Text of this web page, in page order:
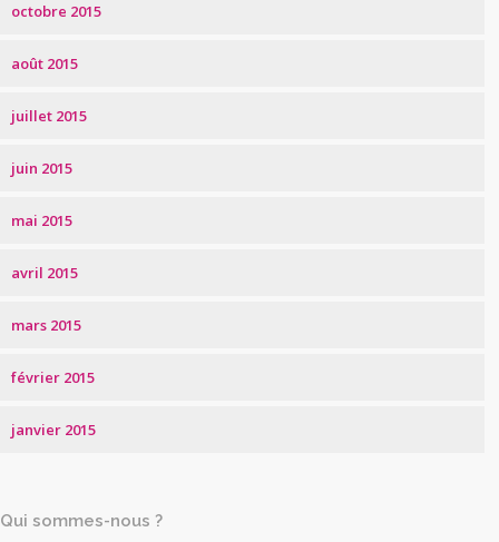
octobre 2015
août 2015
juillet 2015
juin 2015
mai 2015
avril 2015
mars 2015
février 2015
janvier 2015
Qui sommes-nous ?